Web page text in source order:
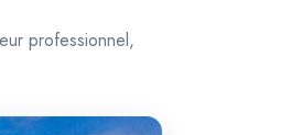
professionnel,